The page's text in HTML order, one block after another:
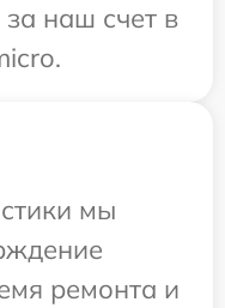
наш счет в
мы
ремонта и